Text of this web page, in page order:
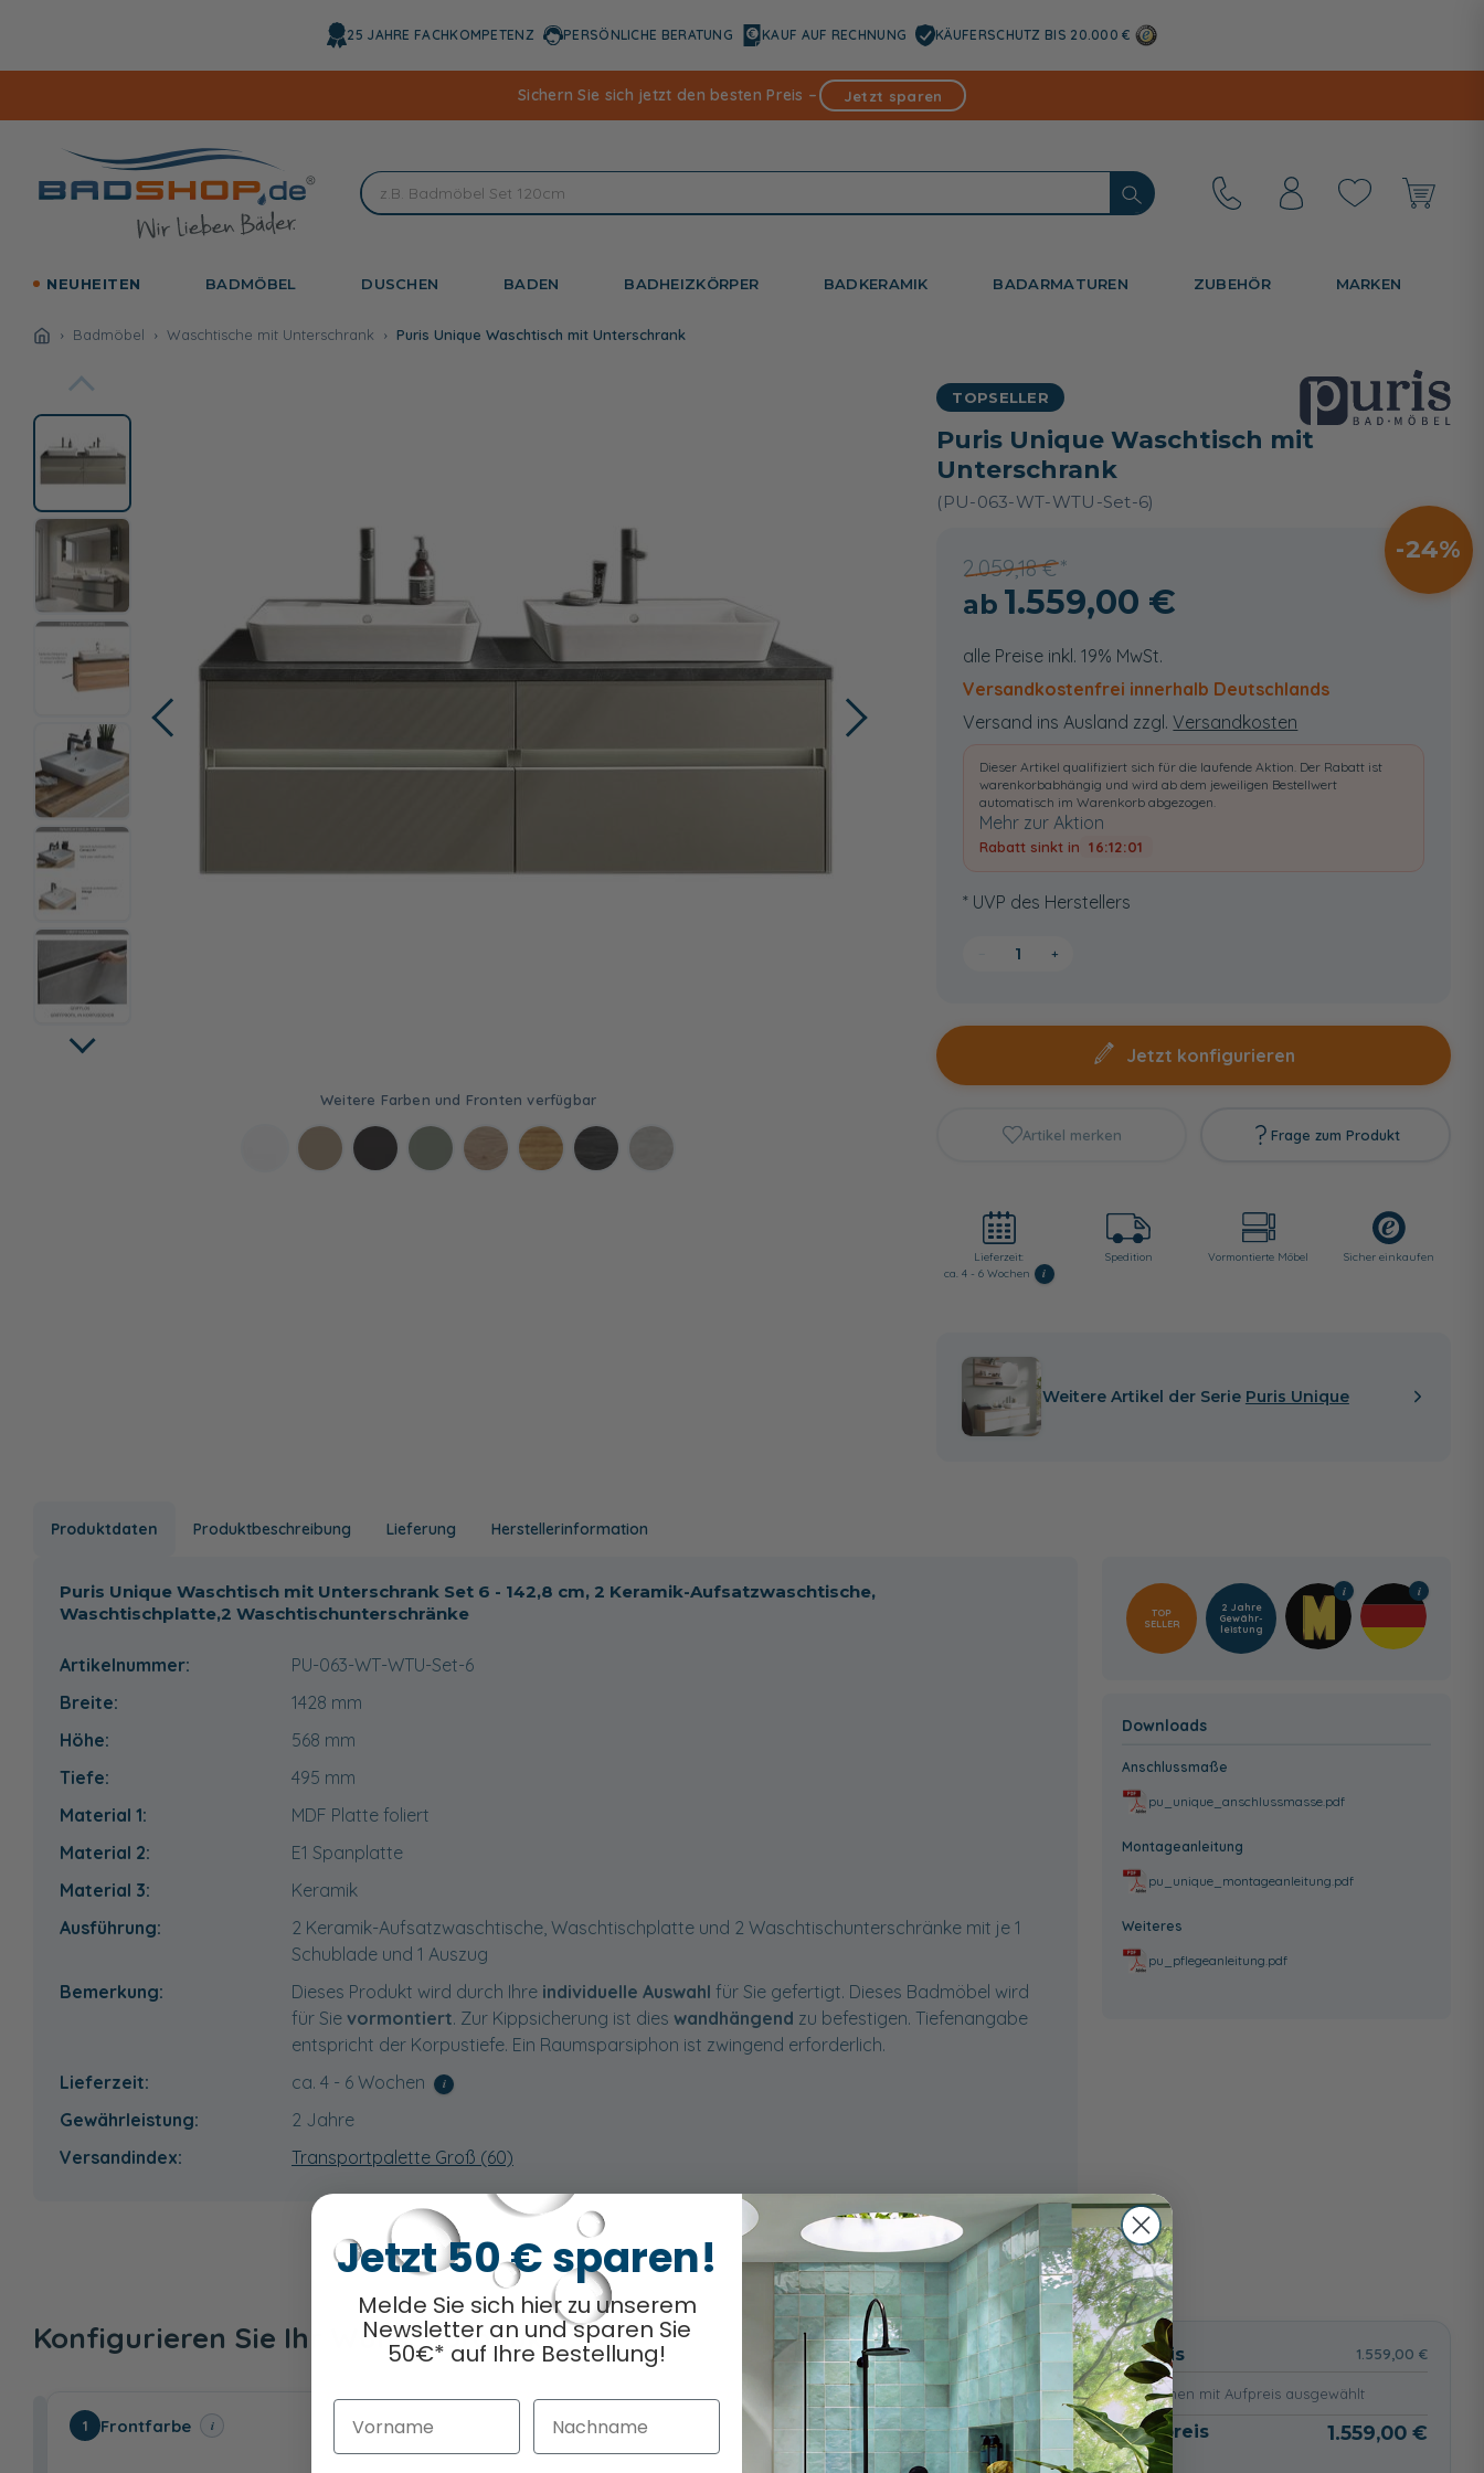
25 JAHRE FACHKOMPETENZ PERSÖNLICHE BERATUNG KAUF AUF RECHNUNG KÄUFERSCHUTZ BIS 20.000 €
Sichern Sie sich jetzt den besten Preis – Jetzt sparen
NEUHEITEN BADMÖBEL DUSCHEN BADEN BADHEIZKÖRPER BADKERAMIK BADARMATUREN ZUBEHÖR MARKEN
Badmöbel Waschtische mit Unterschrank Puris Unique Waschtisch mit Unterschrank
TOPSELLER
Puris Unique Waschtisch mit
Unterschrank
(PU-063-WT-WTU-Set-6)
2.059,18 €
24
1.559,00 €
alle Preise inkl. 19% MwSt.
Versandkostenfrei innerhalb Deutschlands
Versand ins Ausland zzgl.Versandkosten
Dieser Artikel qualifiziert sich für die laufende Aktion. Der Rabatt ist
warenkorbabhängig und wird ab dem jeweiligen Bestellwert
automatisch im Warenkorb abgezogen.
Mehr zur Aktion
Rabatt sinkt in 16:12:00
* UVP des Herstellers
+
Jetzt konfigurieren
Artikel merken Frage zum Produkt
Lieferzeit:
ca. 4 - 6 Wochen
i
Spedition Vormontierte Möbel Sicher einkaufen
Weitere Artikel der Serie Puris Unique
Produktdaten Produktbeschreibung Lieferung Herstellerinformation
Puris Unique Waschtisch mit Unterschrank Set 6 - 142,8 cm, 2 Keramik-Aufsatzwaschtische,
Waschtischplatte,2 Waschtischunterschränke
Artikelnummer:
PU-063-WT-WTU-Set-6
Breite:
1428 mm
Höhe:
568 mm
Tiefe:
495 mm
Material 1:
MDF Platte foliert
Material 2:
E1 Spanplatte
Material 3:
Keramik
Ausführung:
2 Keramik-Aufsatzwaschtische, Waschtischplatte und 2 Waschtischunterschränke mit je 1
Schublade und 1 Auszug
Bemerkung:
Dieses Produkt wird durch Ihre individuelle Auswahl für Sie gefertigt. Dieses Badmöbel wird
für Sie vormontiert. Zur Kippsicherung ist dies wandhängend zu befestigen. Tiefenangabe
entspricht der Korpustiefe. Ein Raumsparsiphon ist zwingend erforderlich.
Lieferzeit:
ca. 4 - 6 Wochen i
Gewährleistung:
2 Jahre
Versandindex:
Transportpalette Groß (60)
TOP
SELLER
2 Jahre
Gewähr­
leistung
Downloads
Anschlussmaße
pu_unique_anschlussmasse.pdf
Montageanleitung
pu_unique_montageanleitung.pdf
Weiteres
pu_pflegeanleitung.pdf
Konfigurieren Sie Ihr Wunschprodukt 0/ 7 Optionen ausgewählt
1 Frontfarbe i
Basispreis 1.559,00 €
keine Optionen mit Aufpreis ausgewählt
Gesamtpreis 1.559,00 €
Jetzt 50 € sparen!
Melde Sie sich hier zu unserem
Newsletter an und sparen Sie
50€* auf Ihre Bestellung!
Vorname Nachname